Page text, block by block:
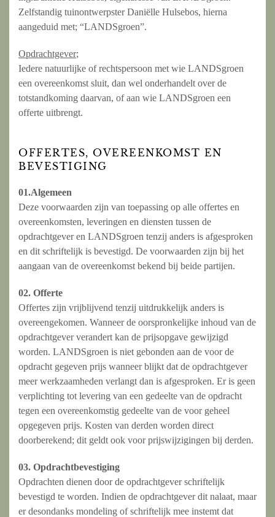
Zelfstandig tuinontwerpster Daniëlle Hulsebos, hierna
aangeduid met; “LANDSgroen”.
Opdrachtgever;
Iedere natuurlijke of rechtspersoon met wie LANDSgroen
een overeenkomst sluit, dan wel onderhandelt over de
totstandkoming daarvan, of aan wie LANDSgroen een
offerte uitbrengt.
OFFERTES, OVEREENKOMST EN
BEVESTIGING
01.Algemeen
Deze voorwaarden zijn van toepassing op alle offertes en
overeenkomsten, leveringen en diensten tussen de
opdrachtgever en LANDSgroen tenzij anders is afgesproken
en dit schriftelijk is bevestigd. De voorwaarden zijn bij het
aangaan van de overeenkomst bekend bij beide partijen.
02. Offerte
Offertes zijn vrijblijvend tenzij uitdrukkelijk anders is
overeengekomen. Wanneer de oorspronkelijke inhoud van de
opdrachtgever verandert kan de prijsopgave gewijzigd
worden. LANDSgroen is niet gebonden aan de voor de
opdracht gegeven prijs wanneer blijkt dat de opdrachtgever
meer werkzaamheden verlangt dan is afgesproken. Er is geen
verplichting tot levering van een gedeelte van de opdracht
tegen een overeenkomstig gedeelte van de voor geheel
opgegeven prijs. Kosten van derden worden direct
doorberekend; dit geldt ook voor prijswijzigingen bij derden.
03. Opdrachtbevestiging
Opdrachten dienen door de opdrachtgever schriftelijk
bevestigd te worden. Indien de opdrachtgever dit nalaat, maar
er desondanks mondeling of schriftelijk mee instemt dat